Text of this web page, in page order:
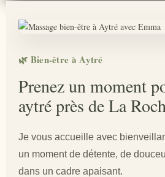
🌿 Bien-être à Aytré
Prenez un moment
aytré près de La
Je vous accueille avec
un moment de détente, de
dans un cadre apaisant.